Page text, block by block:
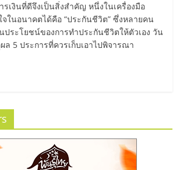
รเงินที่ดีจึงเป็นสิ่งสำคัญ หนึ่งในเครื่องมือ
ในอนาคตได้คือ “ประกันชีวิต” ซึ่งหลายคน
ประโยชน์ของการทำประกันชีวิตให้ตัวเอง วัน
ล 5 ประการที่ควรเก็บเอาไปพิจารณา